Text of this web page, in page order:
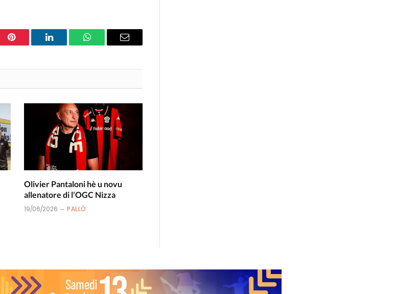
Pinterest LinkedIn WhatsAppEmail
Olivier Pantaloni hè u novu
allenatore di l’OGC Nizza
19/06/2026 PALLÒ